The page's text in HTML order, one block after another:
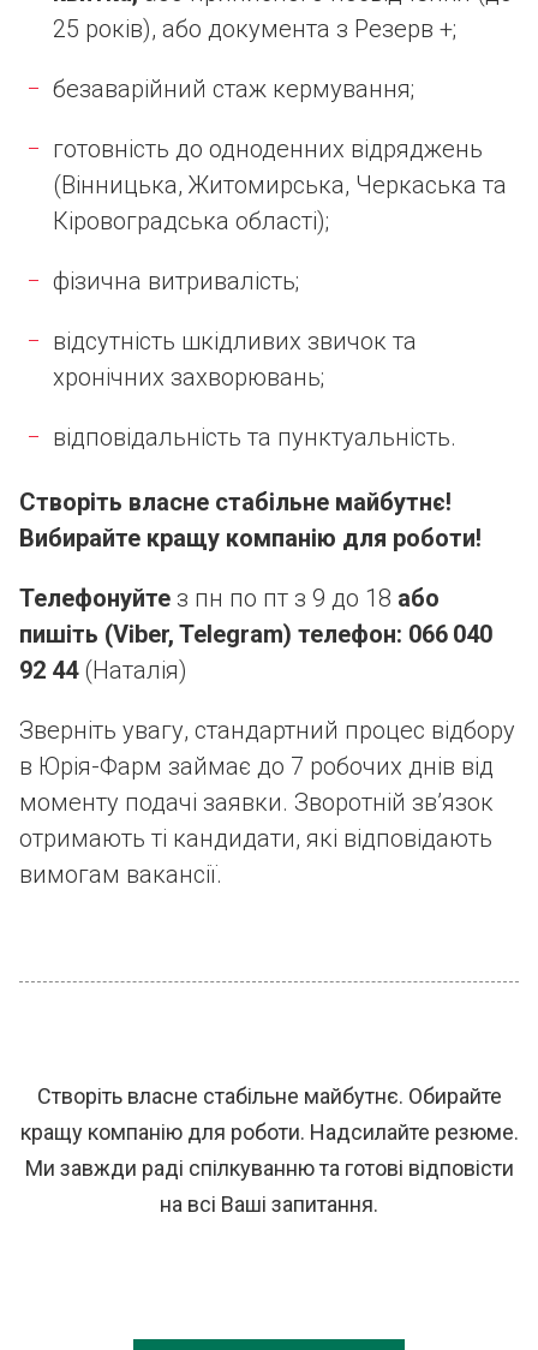
25 років), або документа з Резерв +;
безаварійний стаж кермування;
готовність до одноденних відряджень
(Вінницька, Житомирська, Черкаська та
Кіровоградська області);
фізична витривалість;
відсутність шкідливих звичок та
хронічних захворювань;
відповідальність та пунктуальність.
Створіть власне стабільне майбутнє!
Вибирайте кращу компанію для роботи!
Телефонуйте з пн по пт з 9 до 18 або
пишіть (Viber, Telegram) телефон: 066 040
92 44(Наталія)
Зверніть увагу, стандартний процес відбору
в Юрія-Фарм займає до 7 робочих днів від
моменту подачі заявки. Зворотній зв’язок
отримають ті кандидати, які відповідають
вимогам вакансії.
Створіть власне стабільне майбутнє. Обирайте
кращу компанію для роботи. Надсилайте резюме.
Ми завжди раді спілкуванню та готові відповісти
на всі Ваші запитання.